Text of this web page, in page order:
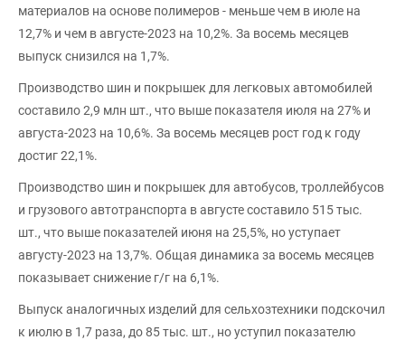
материалов на основе полимеров - меньше чем в июле на
12,7% и чем в августе-2023 на 10,2%. За восемь месяцев
выпуск снизился на 1,7%.
Производство шин и покрышек для легковых автомобилей
составило 2,9 млн шт., что выше показателя июля на 27% и
августа-2023 на 10,6%. За восемь месяцев рост год к году
достиг 22,1%.
Производство шин и покрышек для автобусов, троллейбусов
и грузового автотранспорта в августе составило 515 тыс.
шт., что выше показателей июня на 25,5%, но уступает
августу-2023 на 13,7%. Общая динамика за восемь месяцев
показывает снижение г/г на 6,1%.
Выпуск аналогичных изделий для сельхозтехники подскочил
к июлю в 1,7 раза, до 85 тыс. шт., но уступил показателю